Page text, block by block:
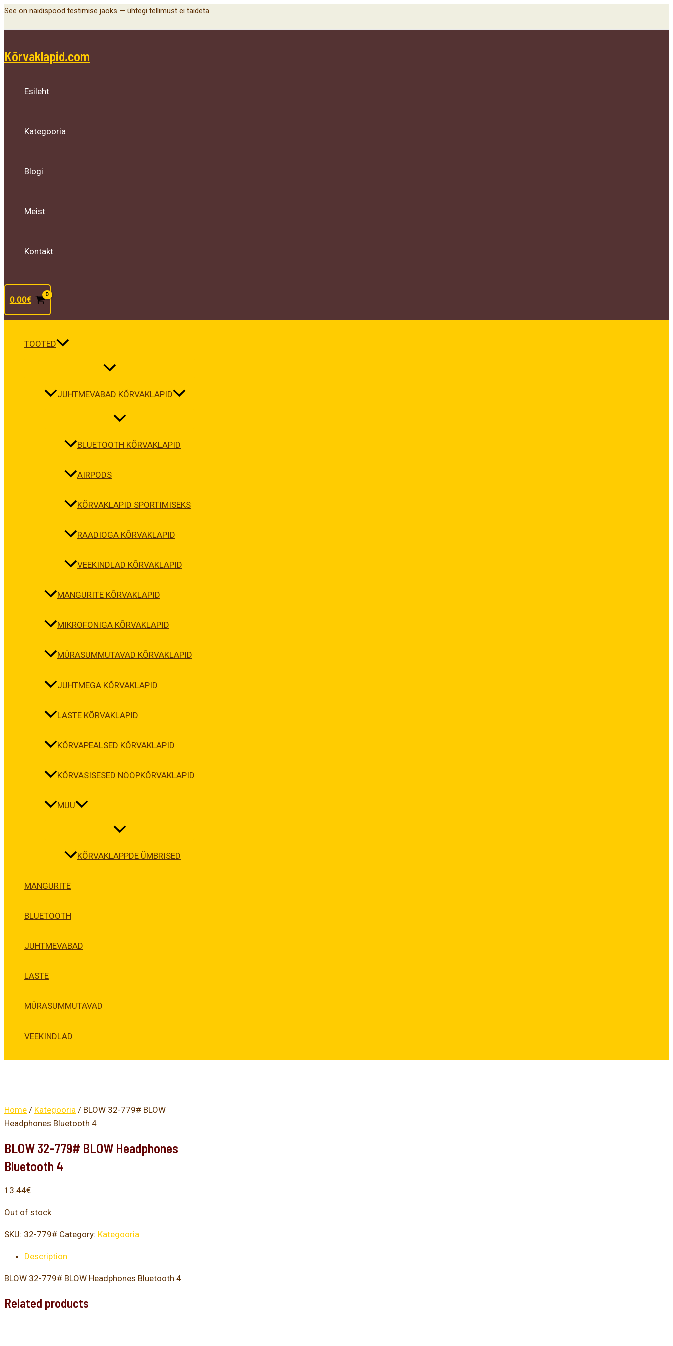
Skip
See on näidispood testimise jaoks — ühtegi tellimust ei täideta.
Kõrvaklapid.com
Esileht
Kategooria
Blogi
Meist
Kontakt
0.00€
TOOTED
Menu
Toggle
JUHTMEVABAD KÕRVAKLAPID
Menu
Toggle
BLUETOOTH KÕRVAKLAPID
AIRPODS
KÕRVAKLAPID SPORTIMISEKS
RAADIOGA KÕRVAKLAPID
VEEKINDLAD KÕRVAKLAPID
MÄNGURITE KÕRVAKLAPID
MIKROFONIGA KÕRVAKLAPID
MÜRASUMMUTAVAD KÕRVAKLAPID
JUHTMEGA KÕRVAKLAPID
LASTE KÕRVAKLAPID
KÕRVAPEALSED KÕRVAKLAPID
KÕRVASISESED NÖÖPKÕRVAKLAPID
MUU
Menu
Toggle
KÕRVAKLAPPDE ÜMBRISED
MÄNGURITE
BLUETOOTH
JUHTMEVABAD
LASTE
MÜRASUMMUTAVAD
VEEKINDLAD
Home / Kategooria / BLOW 32-779# BLOW
Headphones Bluetooth 4
BLOW 32-779# BLOW Headphones
Bluetooth 4
13.44€
Out of stock
SKU: 32-779# Category: Kategooria
Description
BLOW 32-779# BLOW Headphones Bluetooth 4
Related products